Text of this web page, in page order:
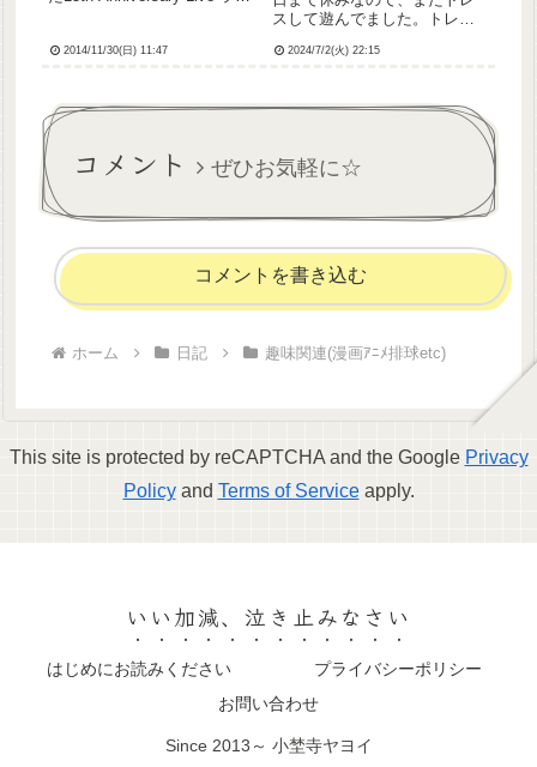
のようなあの1日を忘れないよ
2014/11/30(日) 11:47
スして遊んでました。トレス
箱/チ/ャ/レ/ン/ジ動画です。動
gif、たったの1秒なんですけ
2024/7/2(火) 22:15
コメント ぜひお気軽に☆
コメントを書き込む
ホーム 日記 趣味関連(漫画ｱﾆﾒ排球etc)
This site is protected by reCAPTCHA and the Google Privacy
Policyand Terms of Serviceapply.
いい加減、泣き止みなさい
はじめにお読みください
プライバシーポリシー
お問い合わせ
Since 2013～ 小埜寺ヤヨイ